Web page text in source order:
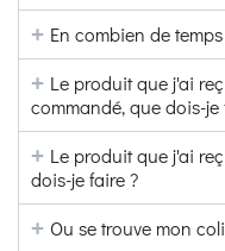
En combien de
Le produit que j'ai
commandé, que dois-je
Le produit que j'ai
dois-je faire ?
Ou se trouve mon